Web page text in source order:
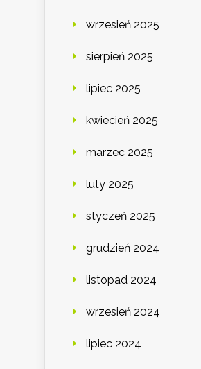
wrzesień 2025
sierpień 2025
lipiec 2025
kwiecień 2025
marzec 2025
luty 2025
styczeń 2025
grudzień 2024
listopad 2024
wrzesień 2024
lipiec 2024